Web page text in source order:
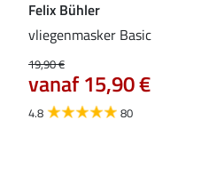
Felix Bühler
vliegenmasker Basic
19,90 €
vanaf 15,90 €
4.8 80